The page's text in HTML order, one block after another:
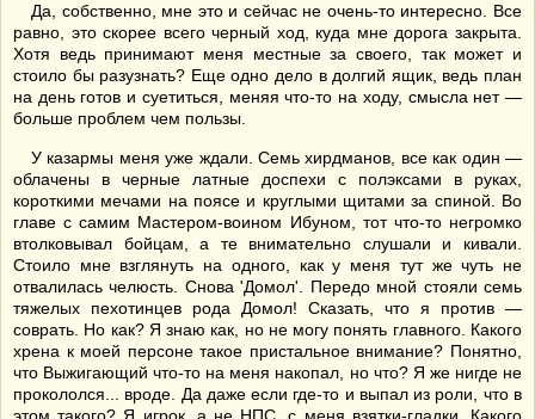
Да, собственно, мне это и сейчас не очень-то интересно. Все
равно, это скорее всего черный ход, куда мне дорога закрыта.
Хотя ведь принимают меня местные за своего, так может и
стоило бы разузнать? Еще одно дело в долгий ящик, ведь план
на день готов и суетиться, меняя что-то на ходу, смысла нет —
больше проблем чем пользы.
У казармы меня уже ждали. Семь хирдманов, все как один —
облачены в черные латные доспехи с полэксами в руках,
короткими мечами на поясе и круглыми щитами за спиной. Во
главе с самим Мастером-воином Ибуном, тот что-то негромко
втолковывал бойцам, а те внимательно слушали и кивали.
Стоило мне взглянуть на одного, как у меня тут же чуть не
отвалилась челюсть. Снова 'Домол'. Передо мной стояли семь
тяжелых пехотинцев рода Домол! Сказать, что я против —
соврать. Но как? Я знаю как, но не могу понять главного. Какого
хрена к моей персоне такое пристальное внимание? Понятно,
что Выжигающий что-то на меня накопал, но что? Я же нигде не
прокололся... вроде. Да даже если где-то и выпал из роли, что в